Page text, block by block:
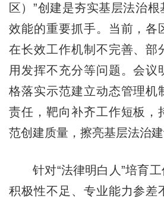
区）”创建是夯实基层法治
效能的重要抓手。当前，各
在长效工作机制不完善、部
用发挥不充分等问题。会议
格落实示范建立动态管理机
责任，靶向补齐工作短板，
范创建质量，擦亮基层法治建
针对“法律明白人”培育工
积极性不足、专业能力参差